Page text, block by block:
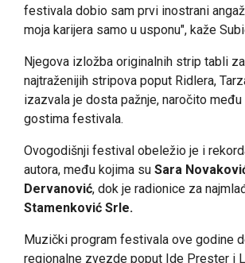
festivala dobio sam prvi inostrani
moja karijera samo u usponu", kaže
Njegova izložba originalnih strip tabli
najtraženijih stripova poput Ridlera,
izazvala je dosta pažnje, naročito
gostima festivala.
Ovogodišnji festival obeležio je i
autora, među kojima su Sara
Dervanović, dok je radionice za
Stamenković Srle.
Muzički program festivala ove godine
regionalne zvezde poput Ide Prester i